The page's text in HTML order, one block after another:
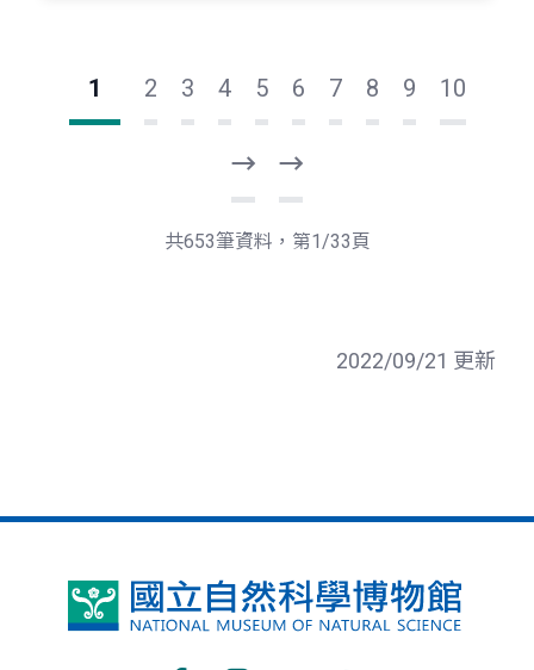
1 2 3 4 5 6 7 8 9 10
一
頁
後
一
共653筆資料，第1/33頁
2022/09/21 更新
國